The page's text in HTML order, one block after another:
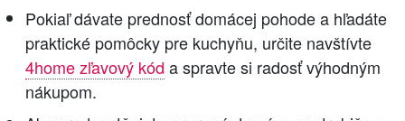
Pokiaľ dávate prednosť domácej pohode a hľadáte
praktické pomôcky pre kuchyňu, určite navštívte
4home zľavový kód a spravte si radosť výhodným
nákupom.